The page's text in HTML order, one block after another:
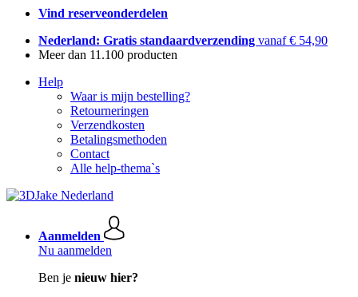
Vind reserveonderdelen
Nederland: Gratis standaardverzending vanaf € 54,90
Meer dan 11.100 producten
Help
Waar is mijn bestelling?
Retourneringen
Verzendkosten
Betalingsmethoden
Contact
Alle help-thema`s
Aanmelden
Nu aanmelden
Ben je nieuw hier?